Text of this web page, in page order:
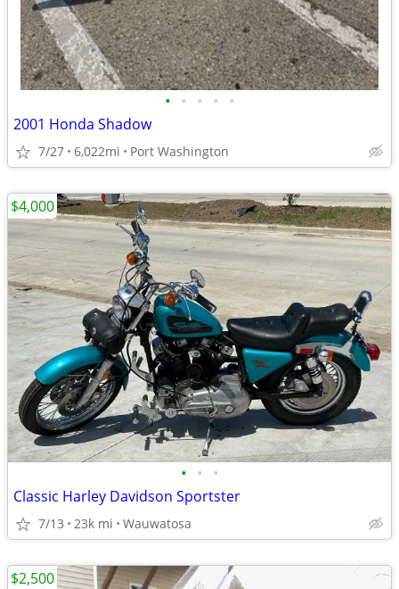
• • • • •
2001 Honda Shadow
7/27 6,022mi Port Washington
• • •
Classic Harley Davidson Sportster
7/13 23k mi Wauwatosa
$4,000
$2,500